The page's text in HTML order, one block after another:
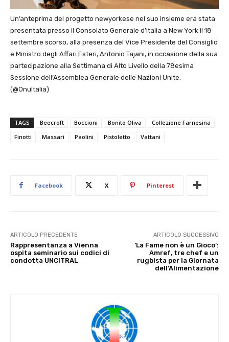
Un’anteprima del progetto newyorkese nel suo insieme era stata
presentata presso il Consolato Generale d’Italia a New York il 18
settembre scorso, alla presenza del Vice Presidente del Consiglio
e Ministro degli Affari Esteri, Antonio Tajani, in occasione della sua
partecipazione alla Settimana di Alto Livello della 78esima
Sessione dell’Assemblea Generale delle Nazioni Unite.
(@OnuItalia)
TAGS Beecroft Boccioni Bonito Oliva
Collezione Farnesina
Finotti
Massari Paolini Pistoletto Vattani
Facebook X Pinterest
ARTICOLO PRECEDENTE
Rappresentanza a Vienna
ospita seminario sui codici di
condotta UNCITRAL
ARTICOLO SUCCESSIVO
‘La Fame non è un Gioco’:
Amref, tre chef e un
rugbista per la Giornata
dell’Alimentazione